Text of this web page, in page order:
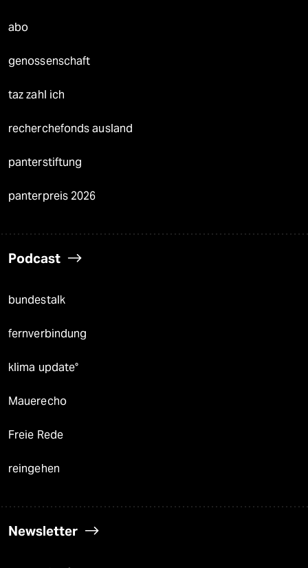
abo
genossenschaft
taz zahl ich
recherchefonds ausland
panterstiftung
panterpreis 2026
Podcast
bundestalk
fernverbindung
klima update°
Mauerecho
Freie Rede
reingehen
Newsletter